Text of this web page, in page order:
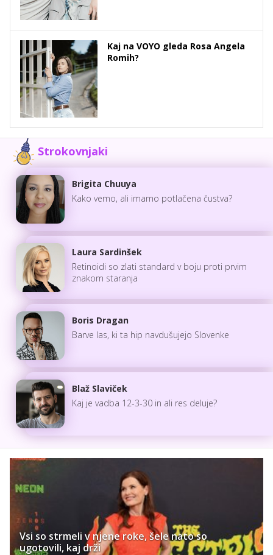
Kaj na VOYO gleda Rosa Angela
Romih?
Strokovnjaki
Brigita Chuuya
Kako vemo, ali imamo potlačena čustva?
Laura Sardinšek
Retinoidi so zlati standard v boju proti prvim
znakom staranja
Boris Dragan
Barve las, ki ta hip navdušujejo Slovenke
Blaž Slaviček
Kaj je vadba 12-3-30 in ali res deluje?
Vsi so strmeli v njene roke, šele nato so
ugotovili, kaj drži